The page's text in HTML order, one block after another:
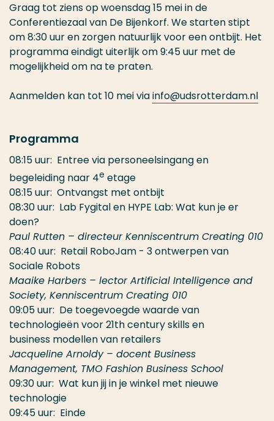
Graag tot ziens op woensdag 15 mei in de
Conferentiezaal van De Bijenkorf. We starten stipt
om 8:30 uur en zorgen natuurlijk voor een ontbijt. Het
programma eindigt uiterlijk om 9:45 uur met de
mogelijkheid om na te praten.
Aanmelden kan tot 10 mei viainfo@udsrotterdam.nl
Programma
08:15 uur: Entree via personeelsingang en
begeleiding naar 4e etage
08:15 uur: Ontvangst met ontbijt
08:30 uur: Lab Fygital en HYPE Lab: Wat kun je er
doen?
Paul Rutten – directeur Kenniscentrum Creating 010
08:40 uur: Retail RoboJam - 3 ontwerpen van
Sociale Robots
Maaike Harbers – lector Artificial Intelligence and
Society, Kenniscentrum Creating 010
09:05 uur: De toegevoegde waarde van
technologieën voor 21th century skills en
business modellen van retailers
Jacqueline Arnoldy – docent Business
Management, TMO Fashion Business School
09:30 uur: Wat kun jij in je winkel met nieuwe
technologie
09:45 uur: Einde